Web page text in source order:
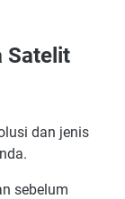
Satelit
dan jenis
sebelum